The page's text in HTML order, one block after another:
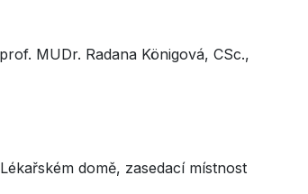
MUDr. Radana Königová, CSc.,
domě, zasedací místnost